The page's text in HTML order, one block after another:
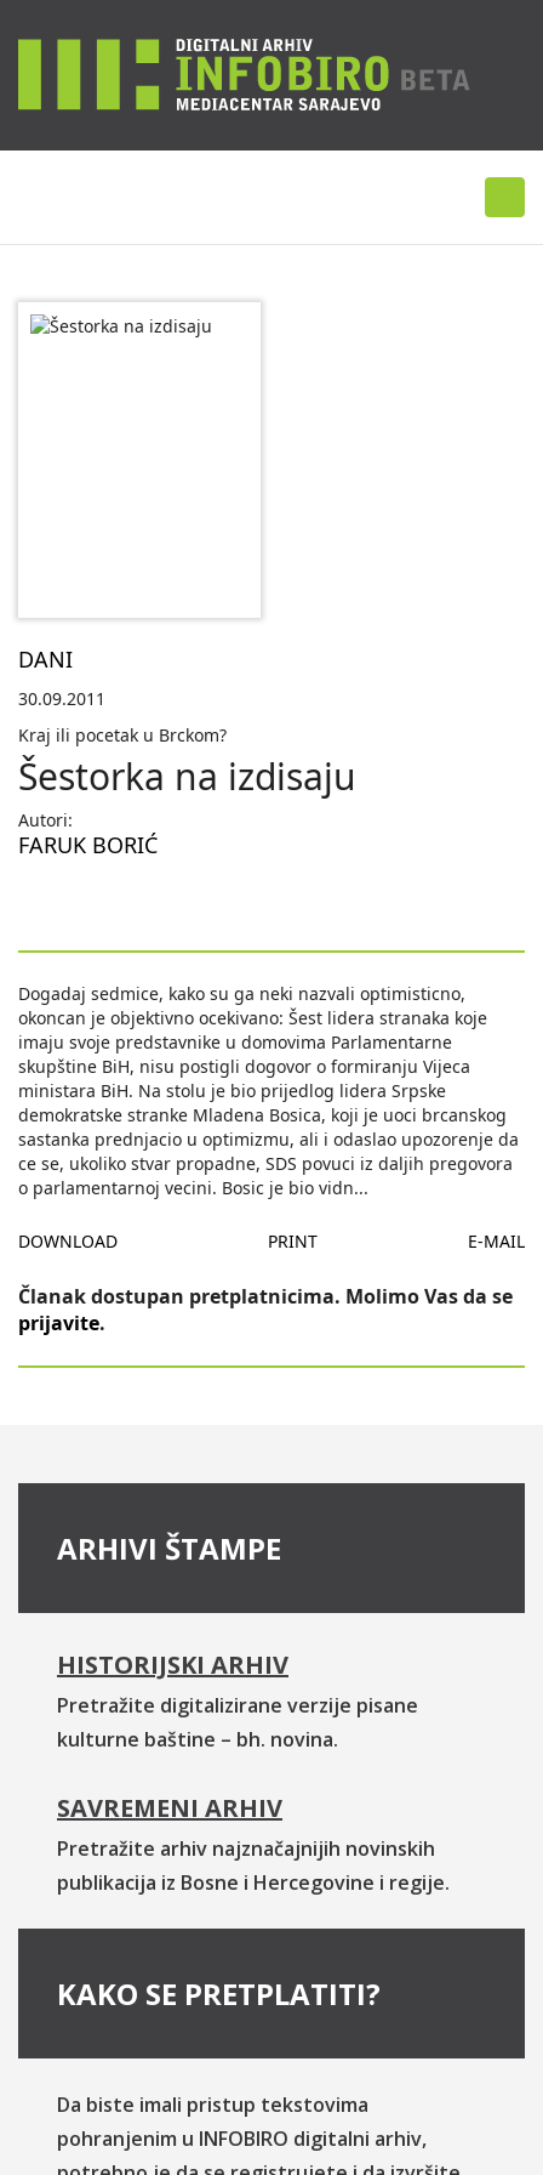
DANI
30.09.2011
Kraj ili pocetak u Brckom?
Šestorka na izdisaju
Autori:
FARUK BORIĆ
Dogadaj sedmice, kako su ga neki nazvali optimisticno,
okoncan je objektivno ocekivano: Šest lidera stranaka koje
imaju svoje predstavnike u domovima Parlamentarne
skupštine BiH, nisu postigli dogovor o formiranju Vijeca
ministara BiH. Na stolu je bio prijedlog lidera Srpske
demokratske stranke Mladena Bosica, koji je uoci brcanskog
sastanka prednjacio u optimizmu, ali i odaslao upozorenje da
ce se, ukoliko stvar propadne, SDS povuci iz daljih pregovora
o parlamentarnoj vecini. Bosic je bio vidn...
DOWNLOAD PRINT E-MAIL
Članak dostupan pretplatnicima. Molimo Vas da se
prijavite.
ARHIVI ŠTAMPE
HISTORIJSKI ARHIV
Pretražite digitalizirane verzije pisane
kulturne baštine – bh. novina.
SAVREMENI ARHIV
Pretražite arhiv najznačajnijih novinskih
publikacija iz Bosne i Hercegovine i regije.
KAKO SE PRETPLATITI?
Da biste imali pristup tekstovima
pohranjenim u INFOBIRO digitalni arhiv,